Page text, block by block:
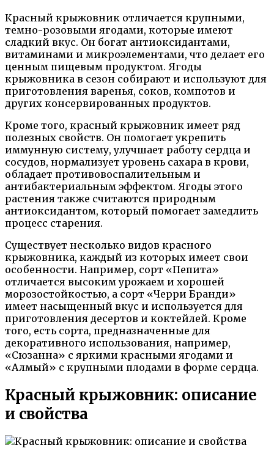
Красный крыжовник отличается крупными,
темно-розовыми ягодами, которые имеют
сладкий вкус. Он богат антиоксидантами,
витаминами и микроэлементами, что делает его
ценным пищевым продуктом. Ягоды
крыжовника в сезон собирают и используют для
приготовления варенья, соков, компотов и
других консервированных продуктов.
Кроме того, красный крыжовник имеет ряд
полезных свойств. Он помогает укрепить
иммунную систему, улучшает работу сердца и
сосудов, нормализует уровень сахара в крови,
обладает противовоспалительным и
антибактериальным эффектом. Ягоды этого
растения также считаются природным
антиоксидантом, который помогает замедлить
процесс старения.
Существует несколько видов красного
крыжовника, каждый из которых имеет свои
особенности. Например, сорт «Пепита»
отличается высоким урожаем и хорошей
морозостойкостью, а сорт «Черри Бранди»
имеет насыщенный вкус и используется для
приготовления десертов и коктейлей. Кроме
того, есть сорта, предназначенные для
декоративного использования, например,
«Сюзанна» с яркими красными ягодами и
«Алмый» с крупными плодами в форме сердца.
Красный крыжовник: описание
и свойства